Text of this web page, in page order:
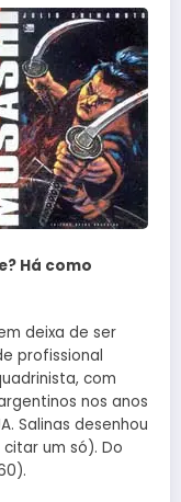
Há como
deixa de ser
profissional
com
nos anos
Salinas desenhou
um só). Do